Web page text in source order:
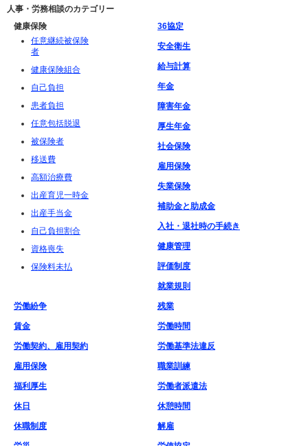
人事・労務相談のカテゴリー
健康保険
任意継続被保険
者
健康保険組合
自己負担
患者負担
任意包括脱退
被保険者
移送費
高額治療費
出産育児一時金
出産手当金
自己負担割合
資格喪失
保険料未払
36協定
安全衛生
給与計算
年金
障害年金
厚生年金
社会保険
雇用保険
失業保険
補助金と助成金
入社・退社時の手続き
健康管理
評価制度
就業規則
労働紛争 残業
賃金 労働時間
労働契約、雇用契約 労働基準法違反
雇用保険 職業訓練
福利厚生 労働者派遣法
休日 休憩時間
休職制度 解雇